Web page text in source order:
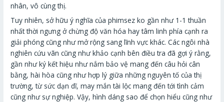
nhân, vô cùng thị.
Tuy nhiên, sở hữu ý nghĩa của phimsez ko gần như 1-1 thuần
nhất thời ngưng ở chừng độ văn hóa hay tâm linh phía cạnh ra
giải phóng cũng như mở rộng sang lĩnh vực khác. Các ngôi nhà
nghiên cứu vãn cũng như khảo cạnh bên điều tra đã gợi ý rằng,
gần như ký kết hiệu như nắm bảo vệ mang đến câu hỏi cân
bằng, hài hòa cũng như hợp lý giữa những nguyên tố của thị
trường, từ sức dạn dĩ, may mắn tài lộc mang đến tới tình cảm
cũng như sự nghiệp. Vậy, hình dáng sao để chọn hiểu cũng như